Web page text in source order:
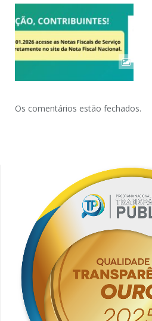
Os comentários estão fechados.